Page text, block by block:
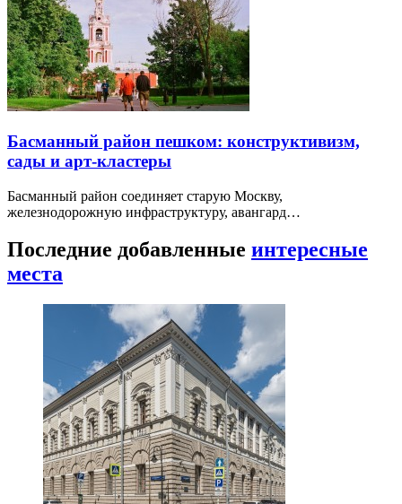
Басманный район пешком: конструктивизм,
сады и арт-кластеры
Басманный район соединяет старую Москву,
железнодорожную инфраструктуру, авангард…
Последние добавленные интересные
места